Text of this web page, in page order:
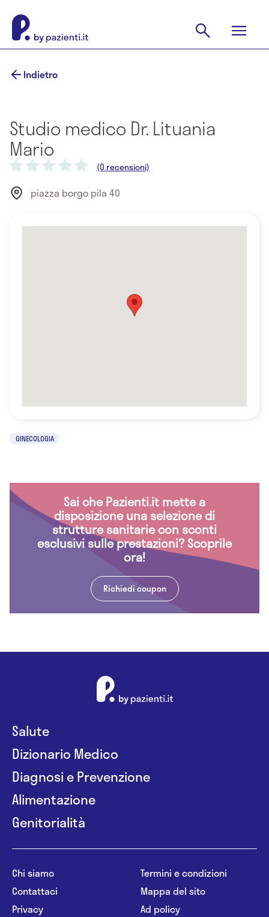
Indietro
Studio medico Dr. Lituania
Mario
(0 recensioni)
piazza borgo pila 40
GINECOLOGIA
Sai che Pazienti.it mette a
disposizione una selezione di
strutture sanitarie con sconti
esclusivi sulle prestazioni? Scoprile
ora!
Richiedi coupon
Salute
Dizionario Medico
Diagnosi e Prevenzione
Alimentazione
Genitorialità
Chi siamo
Contattaci
Privacy
Termini e condizioni
Mappa del sito
Ad policy